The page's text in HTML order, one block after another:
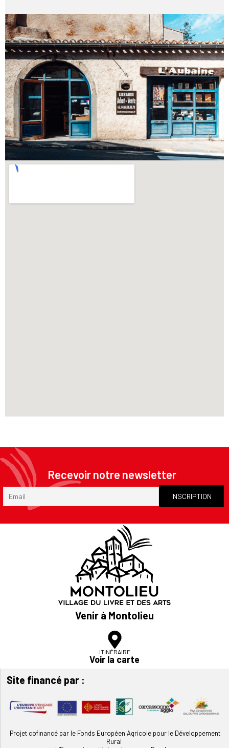
Recevoir notre newsletter
Venir à Montolieu
ITINÉRAIRE
Voir la carte
Site financé par :
Projet cofinancé par le Fonds Européen Agricole pour le Développement
Rural